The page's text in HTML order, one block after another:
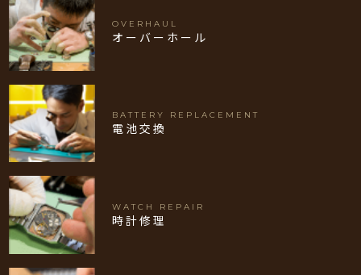
OVERHAUL
オーバーホール
BATTERY REPLACEMENT
電池交換
WATCH REPAIR
時計修理